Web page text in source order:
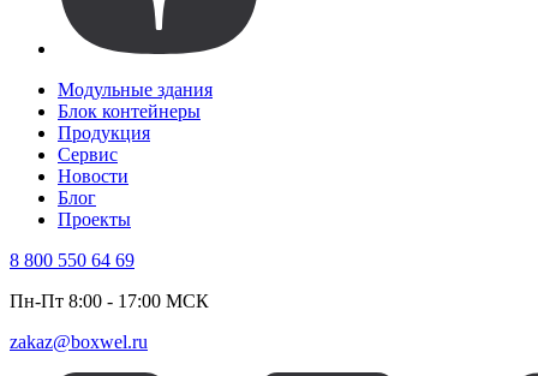
Модульные здания
Блок контейнеры
Продукция
Сервис
Новости
Блог
Проекты
8 800 550 64 69
Пн-Пт 8:00 - 17:00 МСК
zakaz@boxwel.ru